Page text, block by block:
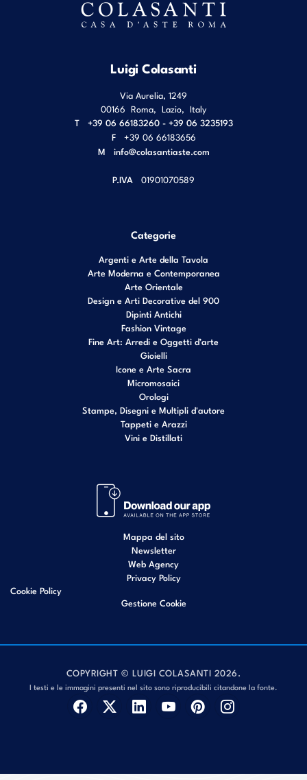
Luigi Colasanti
Via Aurelia, 1249
00166 Roma, Lazio, Italy
T
+39 06 66183260 - +39 06 3235193
F
+39 06 66183656
M info@colasantiaste.com
P.IVA 01901070589
Categorie
Argenti e Arte della Tavola
Arte Moderna e Contemporanea
Arte Orientale
Design e Arti Decorative del 900
Dipinti Antichi
Fashion Vintage
Fine Art: Arredi e Oggetti d’arte
Gioielli
Icone e Arte Sacra
Micromosaici
Orologi
Stampe, Disegni e Multipli d'autore
Tappeti e Arazzi
Vini e Distillati
Mappa del sito
Newsletter
Web Agency
Privacy Policy
Cookie Policy
Gestione Cookie
COPYRIGHT © LUIGI COLASANTI 2026.
I testi e le immagini presenti nel sito sono riproducibili citandone la fonte.